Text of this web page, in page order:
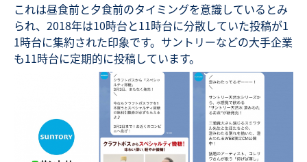
これは昼食前と夕食前のタイミングを意識しているとみ
られ、2018年は10時台と11時台に分散していた投稿が1
1時台に集約された印象です。サントリーなどの大手企業
も11時台に定期的に投稿しています。